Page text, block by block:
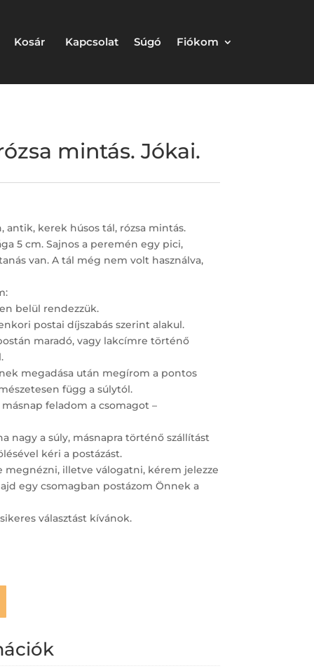
Kosár Kapcsolat Súgó Fiókom
mintás. Jókai.
antik, kerek húsos tál, rózsa mintás.
5 cm. Sajnos a peremén egy pici,
van. A tál még nem volt használva,
belül rendezzük.
postai díjszabás szerint alakul.
maradó, vagy lakcímre történő
megadása után megírom a pontos
függ a súlytól.
feladom a csomagot –
nagy a súly, másnapra történő szállítást
kéri a postázást.
illetve válogatni, kérem jelezze
egy csomagban postázom Önnek a
választást kívánok.